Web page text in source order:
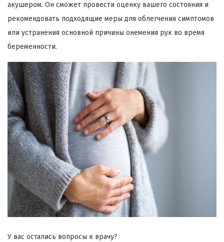
акушером. Он сможет провести оценку вашего состояния и
рекомендовать подходящие меры для облегчения симптомов
или устранения основной причины онемения рук во время
беременности.
У вас остались вопросы к врачу?